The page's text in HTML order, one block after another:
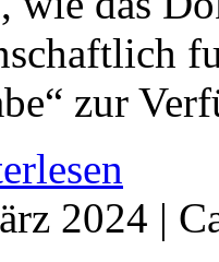
zur
2024 |